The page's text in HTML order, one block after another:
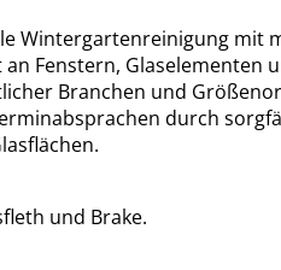
Wintergartenreinigung mit
Glaselementen
Branchen und
durch
und Brake.